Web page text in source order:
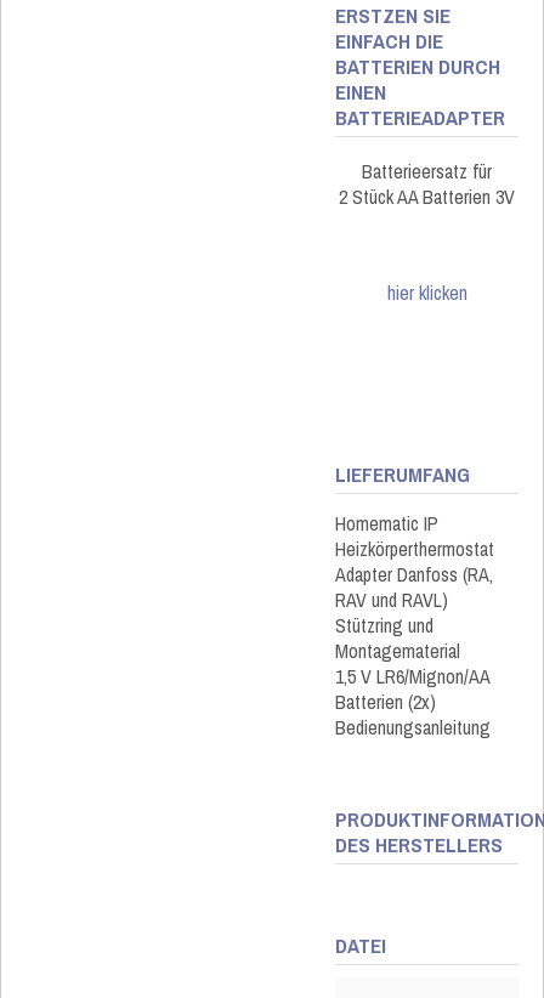
ERSTZEN SIE
EINFACH DIE
BATTERIEN DURCH
EINEN
BATTERIEADAPTER
Batterieersatz für
2 Stück AA Batterien 3V
hier klicken
LIEFERUMFANG
Homematic IP
Heizkörperthermostat
Adapter Danfoss (RA,
RAV und RAVL)
Stützring und
Montagematerial
1,5 V LR6/Mignon/AA
Batterien (2x)
Bedienungsanleitung
DES HERSTELLERS
DATEI